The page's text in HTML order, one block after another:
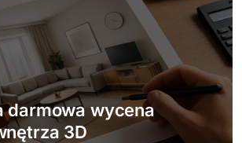
darmowa wycena
3D